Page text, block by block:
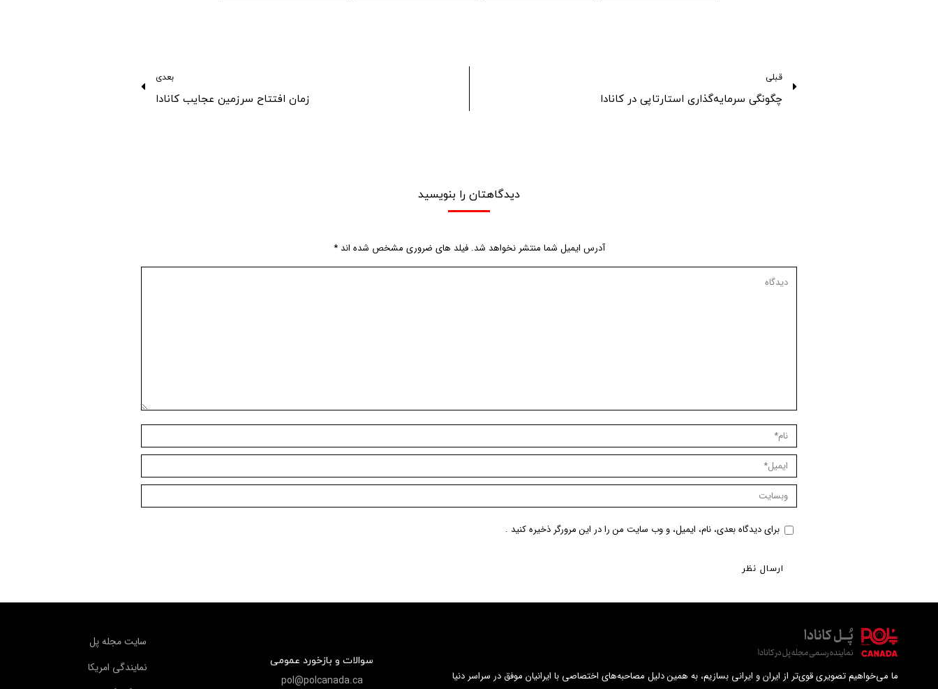
قبلی
چگونگی سرمایه‌گذاری استارتاپی در کانادا
بعدی
زمان افتتاح سرزمین عجایب کانادا
دیدگاهتان را بنویسید
آدرس ایمیل شما منتشر نخواهد شد. فیلد های ضروری مشخص شده اند*
دیدگاه
نام *
ایمیل *
وبسایت
برای دیدگاه بعدی، نام، ایمیل، و وب سایت من را در این مرورگر ذخیره کنید .
ارسال نظر
ما می‌خواهیم تصویری قوی‌تر از ایران و ایرانی بسازیم، به همین دلیل مصاحبه‌های اختصاصی با ایرانیان موفق در سراسر دنیا
سوالات و بازخورد عمومی
pol@polcanada.ca
سايت مجله پل
نمايندگي امريكا